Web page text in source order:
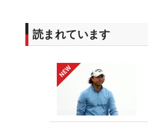
読まれています